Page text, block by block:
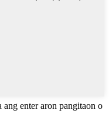
ang enter aron pangitaon o